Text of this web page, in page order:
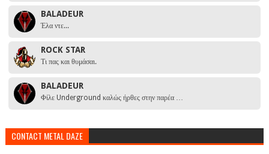
BALADEUR
Έλα ντε...
ROCK STAR
Τι πας και θυμάσαι.
BALADEUR
Φίλε Underground καλώς ήρθες στην παρέα …
CONTACT METAL DAZE